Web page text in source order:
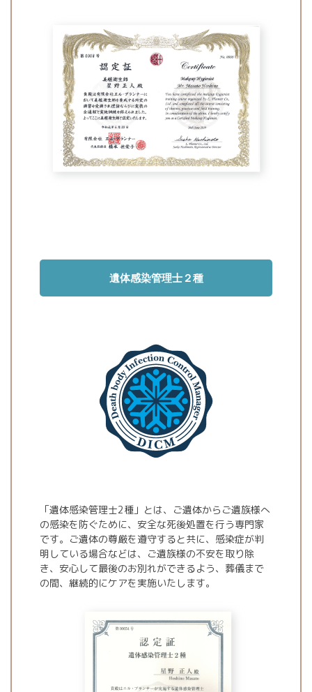
遺体感染管理士２種
「遺体感染管理士2種」とは、ご遺体からご遺族様へ
の感染を防ぐために、安全な死後処置を行う専門家
です。ご遺体の尊厳を遵守すると共に、感染症が判
明している場合などは、ご遺族様の不安を取り除
き、安心して最後のお別れができるよう、葬儀まで
の間、継続的にケアを実施いたします。